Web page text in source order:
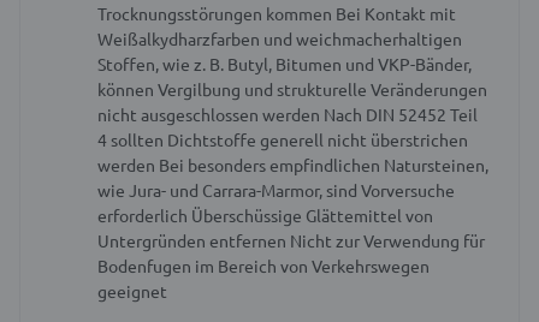
Trocknungsstörungen kommen Bei Kontakt mit
Weißalkydharzfarben und weichmacherhaltigen
Stoffen, wie z. B. Butyl, Bitumen und VKP-Bänder,
können Vergilbung und strukturelle Veränderungen
nicht ausgeschlossen werden Nach DIN 52452 Teil
4 sollten Dichtstoffe generell nicht überstrichen
werden Bei besonders empfindlichen Natursteinen,
wie Jura- und Carrara-Marmor, sind Vorversuche
erforderlich Überschüssige Glättemittel von
Untergründen entfernen Nicht zur Verwendung für
Bodenfugen im Bereich von Verkehrswegen
geeignet